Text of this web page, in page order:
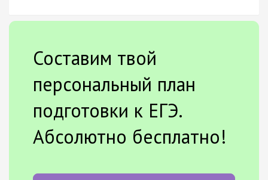
Составим твой
персональный план
подготовки к ЕГЭ.
Абсолютно бесплатно!